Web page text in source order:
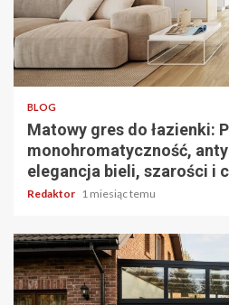
4 min odczytu
BLOG
Matowy gres do łazienki:
monohromatyczność,
elegancja bieli, szarości i
Redaktor 1 miesiąc temu